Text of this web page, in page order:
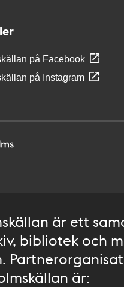
på Facebook
på Instagram
är ett
bibliotek och
är: